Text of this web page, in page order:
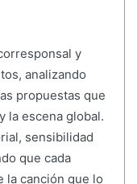
y
analizando
propuestas que
la escena global.
sensibilidad
que cada
la canción que lo